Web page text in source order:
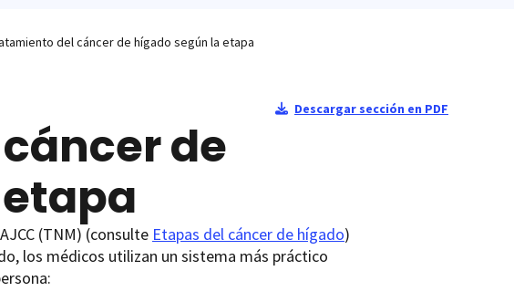
del cáncer de hígado según la etapa
Descargar sección en PDF
de
(TNM) (consulte Etapas del cáncer de hígado)
los médicos utilizan un sistema más práctico